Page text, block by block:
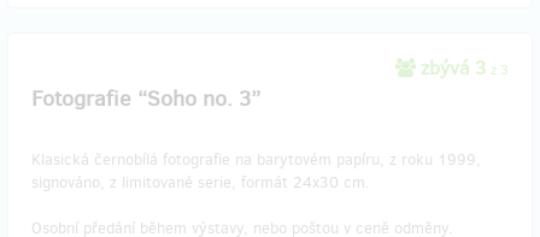
zbývá 3 z 3
Fotografie “Soho no. 3”
Klasická černobílá fotografie na barytovém papíru, z roku 1999,
signováno, z limitované serie, formát 24x30 cm.
Osobní předání během výstavy, nebo poštou v ceně odměny.